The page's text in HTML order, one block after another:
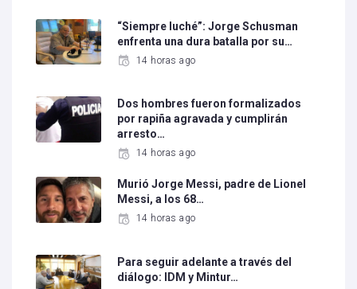
“Siempre luché”: Jorge Schusman
enfrenta una dura batalla por su…
14 horas ago
Dos hombres fueron formalizados
por rapiña agravada y cumplirán
arresto…
14 horas ago
Murió Jorge Messi, padre de Lionel
Messi, a los 68…
14 horas ago
Para seguir adelante a través del
diálogo: IDM y Mintur…